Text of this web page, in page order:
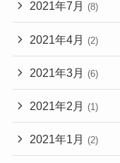
2021年7月 (8)
2021年4月 (2)
2021年3月 (6)
2021年2月 (1)
2021年1月 (2)